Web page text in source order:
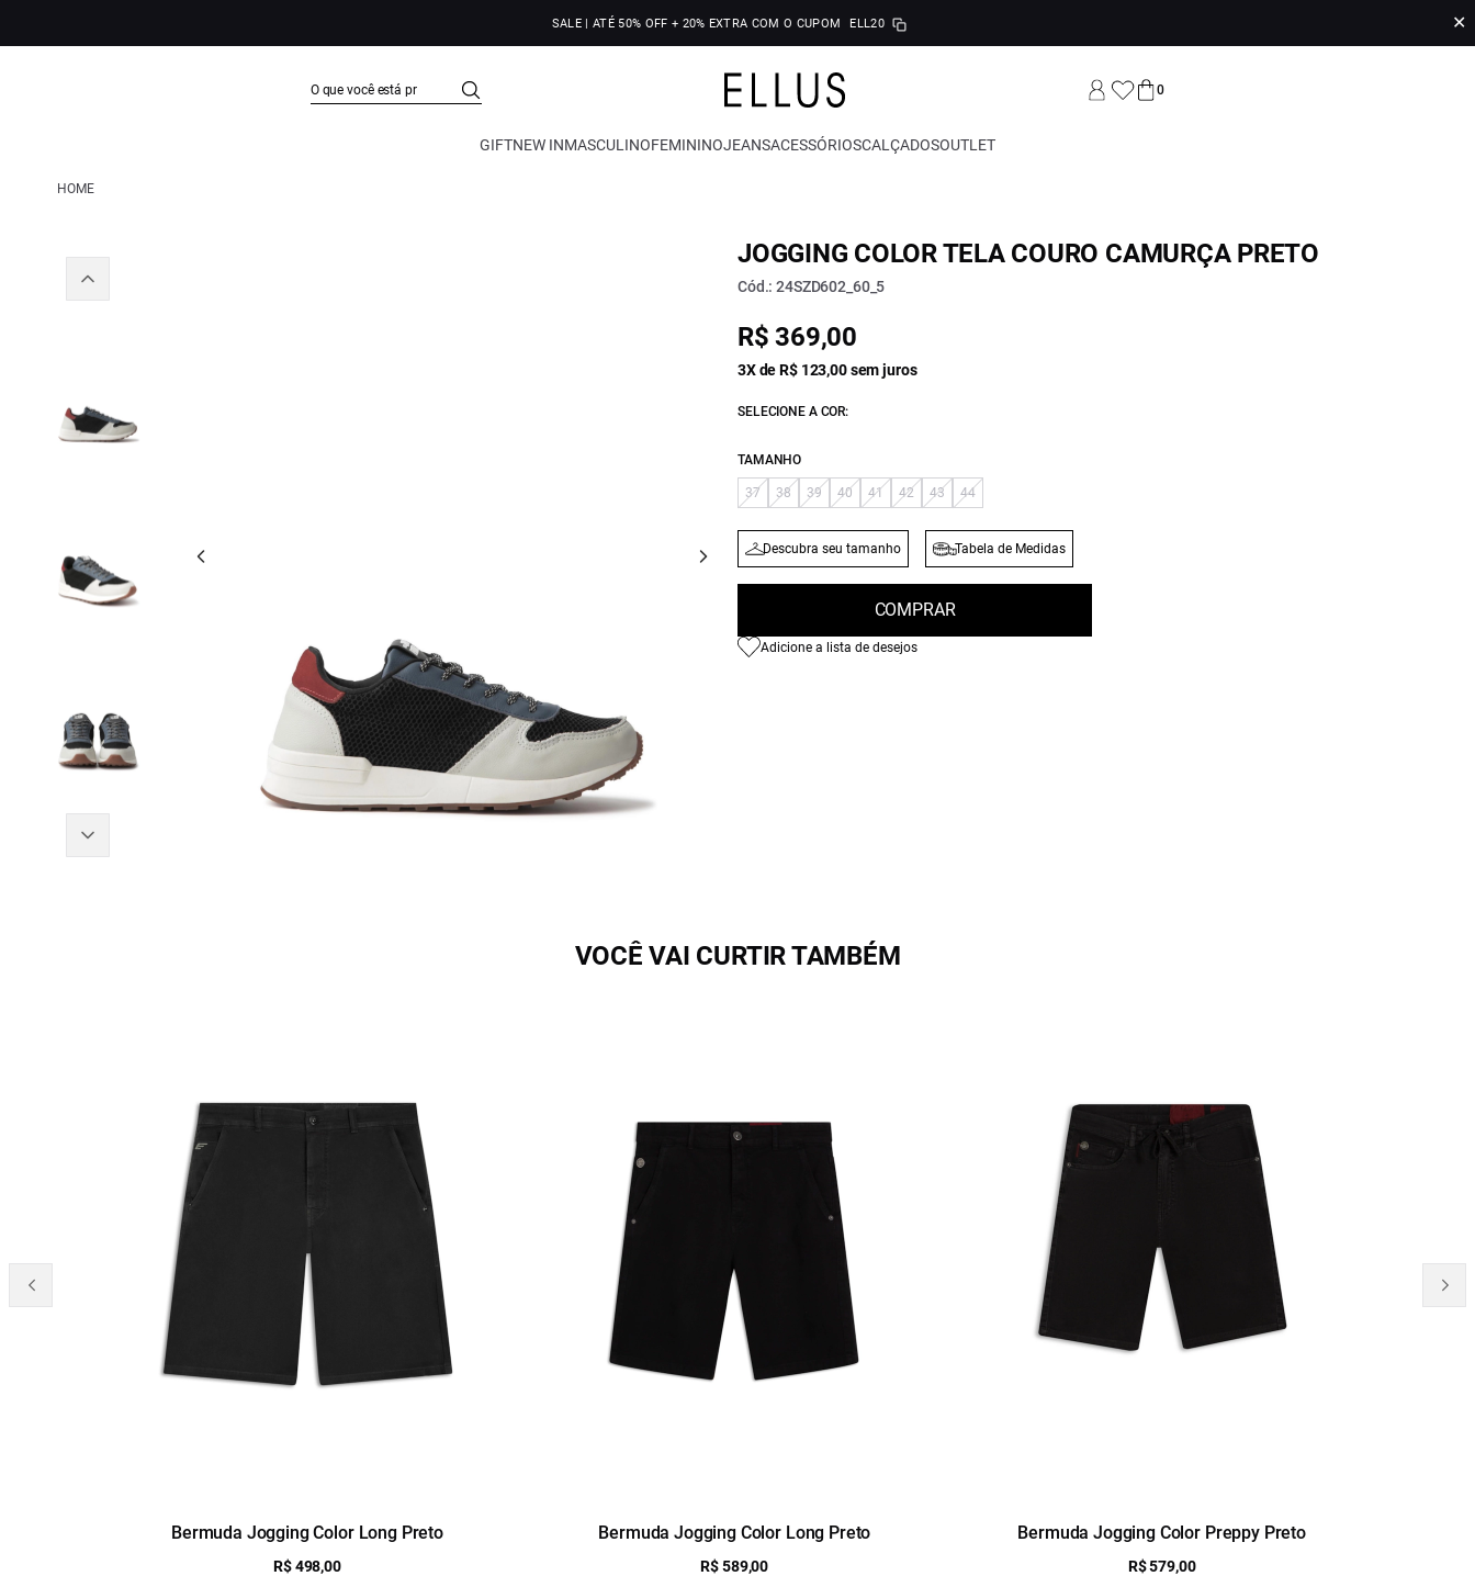
SALE | ATÉ 50% OFF + 20% EXTRA COM O CUPOM ELL20 ✕
0
GIFTNEW INMASCULINOFEMININOJEANSACESSÓRIOSCALÇADOSOUTLET
HOME
JOGGING COLOR TELA COURO CAMURÇA PRETO
Cód.: 24SZD602_60_5
R$ 369,00
3X de R$ 123,00 sem juros
SELECIONE A COR:
TAMANHO
37 38 39 40 41 42 43 44
Descubra seu tamanho Tabela de Medidas
COMPRAR
Adicione a lista de desejos
VOCÊ VAI CURTIR TAMBÉM
Bermuda Jogging Color Long Preto
R$ 498,00
Bermuda Jogging Color Long Preto
R$ 589,00
Bermuda Jogging Color Preppy Preto
R$ 579,00